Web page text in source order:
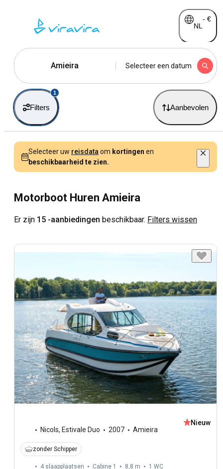
NL
- €
Amieira Selecteer een datum
Filters
1
Aanbevolen
Selecteer uw reisdata om kortingen en
beschikbaarheid te zien.
Motorboot Huren Amieira
Er zijn 15 -aanbiedingen beschikbaar. Filters wissen
Nicols, Estivale Duo 2007 Amieira
Nieuw
zonder Schipper
4 slaapplaatsen Cabine 1 8,8 m 1 WC